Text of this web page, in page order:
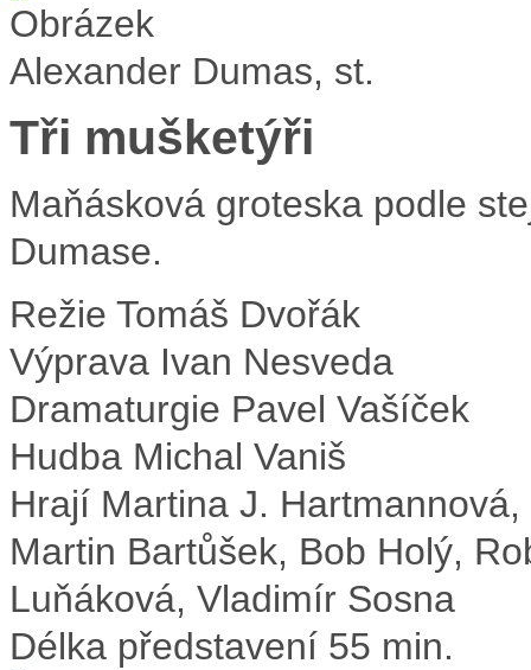
Alexander Dumas, st.
Tři mušketýři
Maňásková groteska podle
Dumase.
Režie Tomáš Dvořák
Výprava Ivan Nesveda
Dramaturgie Pavel Vašíček
Hudba Michal Vaniš
Hrají Martina J.
Martin Bartůšek, Bob Holý,
Luňáková, Vladimír Sosna
Délka představení 55 min.